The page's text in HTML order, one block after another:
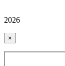
2026
×